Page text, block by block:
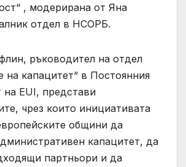
, модерирана от Яна
отдел в НСОРБ.
ръководител на отдел
на капацитет“ в Постоянния
на EUI, представи
чрез които инициативата
общини да
капацитет, да
партньори и да